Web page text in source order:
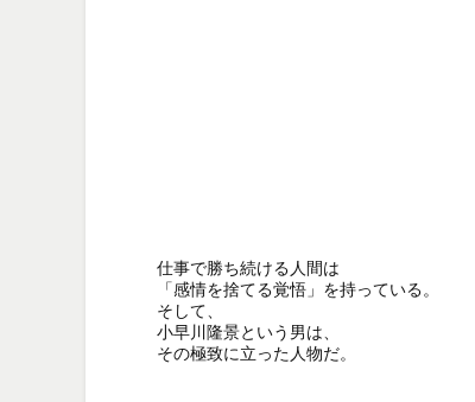
仕事で勝ち続ける人間は
「感情を捨てる覚悟」を持っている。
そして、
小早川隆景という男は、
その極致に立った人物だ。